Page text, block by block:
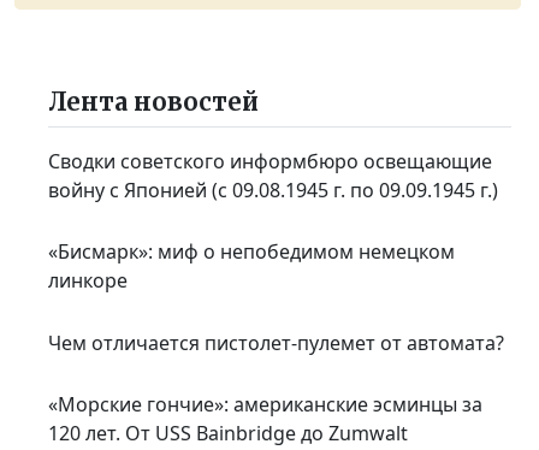
Лента новостей
Сводки советского информбюро освещающие
войну с Японией (с 09.08.1945 г. по 09.09.1945 г.)
«Бисмарк»: миф о непобедимом немецком
линкоре
Чем отличается пистолет-пулемет от автомата?
«Морские гончие»: американские эсминцы за
120 лет. От USS Bainbridge до Zumwalt